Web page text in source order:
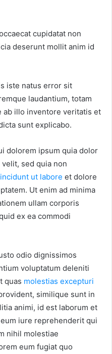
cupidatat non
deserunt mollit anim id
iste natus error sit
laudantium, totam
ab illo inventore veritatis et
sunt explicabo.
dolorem ipsum quia dolor
sed quia non
ut labore et dolore
Ut enim ad minima
ullam corporis
ex ea commodi
odio dignissimos
voluptatum deleniti
quas molestias excepturi
similique sunt in
animi, id est laborum et
iure reprehenderit qui
nihil molestiae
eum fugiat quo